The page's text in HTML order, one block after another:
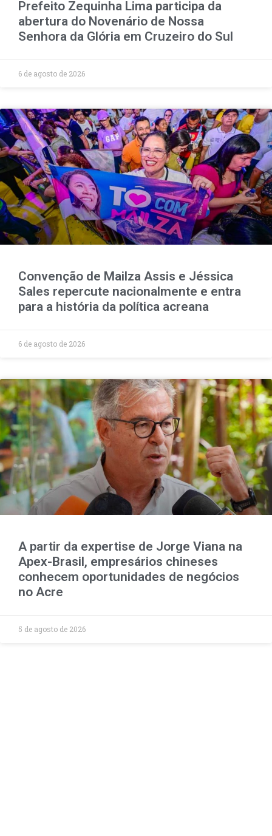
Prefeito Zequinha Lima participa da
abertura do Novenário de Nossa
Senhora da Glória em Cruzeiro do Sul
6 de agosto de 2026
Convenção de Mailza Assis e Jéssica
Sales repercute nacionalmente e entra
para a história da política acreana
6 de agosto de 2026
A partir da expertise de Jorge Viana na
Apex-Brasil, empresários chineses
conhecem oportunidades de negócios
no Acre
5 de agosto de 2026